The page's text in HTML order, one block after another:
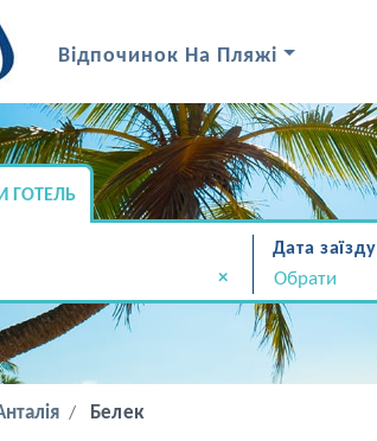
Відпочинок На Пляжі
ГОТЕЛЬ
×
Дата заїзду
Белек